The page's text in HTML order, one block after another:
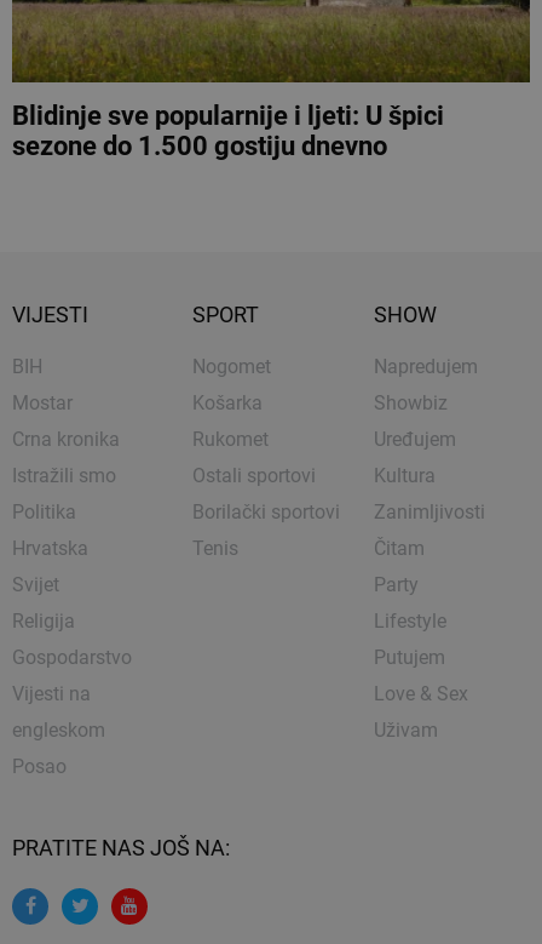
Blidinje sve popularnije i ljeti: U špici
sezone do 1.500 gostiju dnevno
VIJESTI
BIH
Mostar
Crna kronika
Istražili smo
Politika
Hrvatska
Svijet
Religija
Gospodarstvo
Vijesti na
engleskom
Posao
SPORT
Nogomet
Košarka
Rukomet
Ostali sportovi
Borilački sportovi
Tenis
SHOW
Napredujem
Showbiz
Uređujem
Kultura
Zanimljivosti
Čitam
Party
Lifestyle
Putujem
Love & Sex
Uživam
PRATITE NAS JOŠ NA: